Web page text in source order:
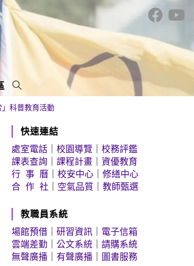
」科普教育活動
快速連結
處室電話 ｜校園導覽 ｜校務評鑑
課表查詢 ｜課程計畫 ｜資優教育
行 事 曆 ｜校安中心 ｜修繕中心
合 作 社
空氣品質 ｜教師甄選
教職員系統
場館預借 ｜研習資訊
電子信箱
雲端差勤 ｜公文系統 ｜請購系統
無聲廣播
有聲廣播 圖書服務